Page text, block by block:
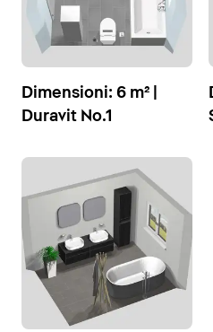
Dimensioni: 6 m² |
Duravit No.1